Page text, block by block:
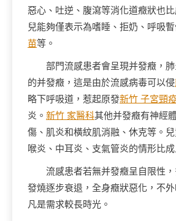
惡心、吐逆、腹瀉等消化道癥狀也
兒能夠僅表示為嗜睡、拒奶、呼吸
苗等。
部門流感患者會呈現并發癥，
的并發癥，這是由於流感病毒可以侵
略下呼吸道，惹起原發新竹 子宮頸
炎。 新竹 家醫科其他并發癥有神經
傷、肌炎和橫紋肌消融、休克等。
喉炎、中耳炎、支氣管炎的情形比成
流感患者若無并發癥呈自限性
發燒逐步衰退，全身癥狀惡化，不
凡是需求較長時光。